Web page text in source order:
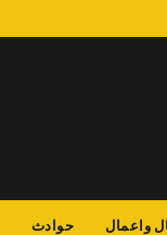
واعمال حوادث